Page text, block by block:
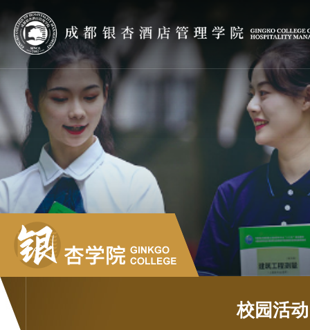
校园活动